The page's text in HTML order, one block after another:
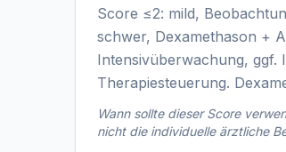
Score ≤2: mild,
schwer, Dexamethason +
Intensivüberwachung, ggf.
Therapiesteuerung.
Wann sollte dieser Score
nicht die individuelle ärztliche